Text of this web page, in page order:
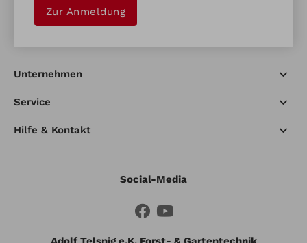
Zur Anmeldung
Unternehmen
Service
Hilfe & Kontakt
Social-Media